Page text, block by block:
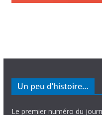
Un peu d’histoire…
Le premier numéro du